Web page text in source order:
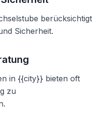
berücksichtigt
Sicherheit.
in {{city}} bieten oft
zu